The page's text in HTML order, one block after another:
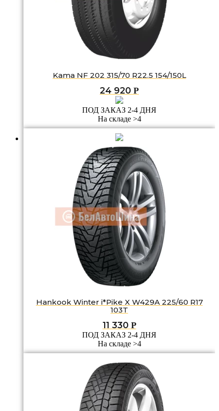
Kama NF 202 315/70 R22.5 154/150L
24 920 Р
ПОД ЗАКАЗ 2-4 ДНЯ
На складе >4
Hankook Winter i*Pike X W429A 225/60 R17
103T
11 330 Р
ПОД ЗАКАЗ 2-4 ДНЯ
На складе >4